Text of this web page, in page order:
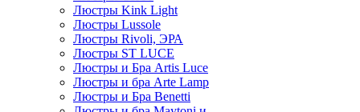
Люстры Kink Light
Люстры Lussole
Люстры Rivoli, ЭРА
Люстры ST LUCE
Люстры и Бра Artis Luce
Люстры и бра Arte Lamp
Люстры и Бра Benetti